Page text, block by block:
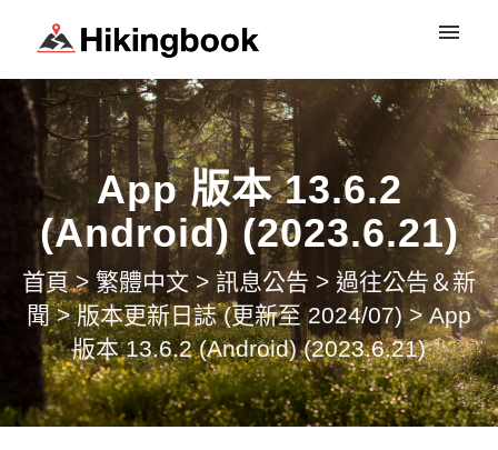
登入
App 版本 13.6.2
(Android) (2023.6.21)
首頁 > 繁體中文 > 訊息公告 > 過往公告＆新
聞 > 版本更新日誌 (更新至 2024/07) > App
版本 13.6.2 (Android) (2023.6.21)